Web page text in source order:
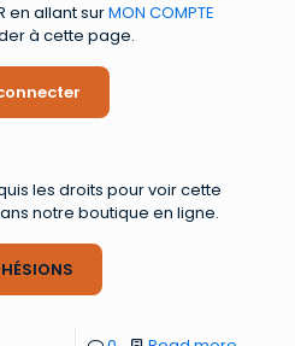
en allant surMON COMPTE
à cette page.
les droits pour voir cette
notre boutique en ligne.